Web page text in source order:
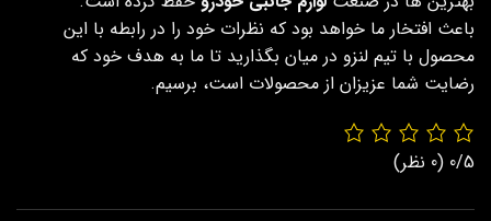
باعث افتخار ما خواهد بود که نظرات خود را در رابطه با این
محصول با تیم لنزو در میان بگذارید تا ما به هدف خود که
رضایت شما عزیزان از محصولات است، برسیم.
0/5 (0 نظر)